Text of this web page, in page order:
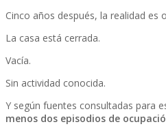
Cinco años después, la realidad es
La casa está cerrada.
Vacía.
Sin actividad conocida.
Y según fuentes consultadas para
menos dos episodios de